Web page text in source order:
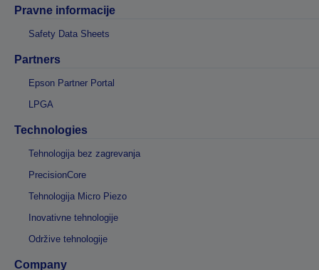
Pravne informacije
Safety Data Sheets
Partners
Epson Partner Portal
LPGA
Technologies
Tehnologija bez zagrevanja
PrecisionCore
Tehnologija Micro Piezo
Inovativne tehnologije
Održive tehnologije
Company